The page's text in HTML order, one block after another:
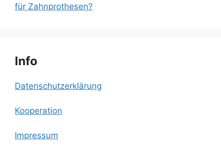
für Zahnprothesen?
Info
Datenschutzerklärung
Kooperation
Impressum